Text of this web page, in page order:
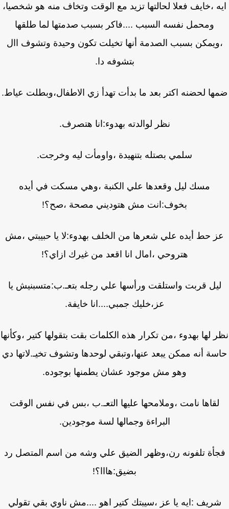
،خايف فعلا لحالتها تزيد مع الوقت وتخاف منه هو شخصيا،
ومحمل نفسه السبب ....فاكر بسبب صدمتها لما طلقها
بسبب الصدمة أنها تخيلت تكون وحيدة وتشوف اال
بتشوفه دا.
لحضنه اكتر بعد ما بدأت تهدأ زي الاطفال،وبطلت عياط.
نظر لوالدته بهدوء:انا هتصرف.
سلمي بصتله بتنهيدة ،واومأت ليه وخرجت.
مسك ليل وقعدها علي الكنبة ،وهي مسكت في أيده
بخوف:انت مش هتوديني مصحة ،صح؟!
حط أيده علي شعرها من الخلف بهدوء:لا يا حبيبتي ،مش
هتروحي ،امال انا اقعد من غيرك ازاي؟!
قربت واستلقت ورأسها علي رجله بتعـ.ب:متسبنيش يا
عز،خليك جمبي....انا خايفة.
لها بهدوء ،من تكرار هذه الكلمات بقت بتقولها كتير ،وكأنها
أنه ممكن يبعد عنها،وتبقي لوحدها وتشوف تخيـ.لاتها دي
وهو مش موجود عشان يطمنها بوجوده.
لقاها نامت ،وملامحها عليها التعـ.ب ،بس في نفس الوقت
البراءة وجمالها لسة موجودين.
تلفونه رن،وظهر الضيق علي وشه من اسم المتصل رد
بضيق:هااا؟!
:ايه يا عز ،سيبتك كتير اهو ....مش ناوي بقي تقولي